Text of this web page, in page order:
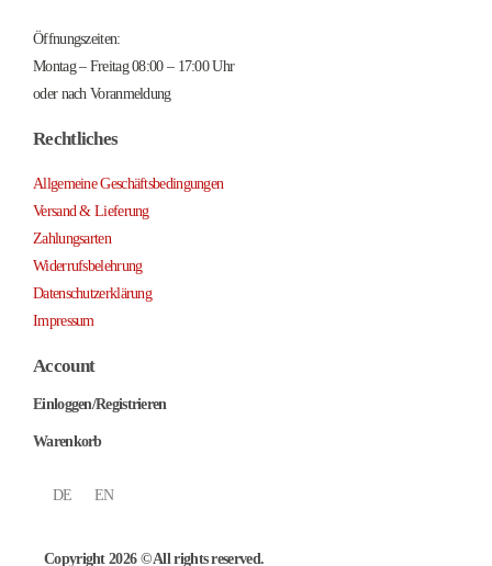
Öffnungszeiten:
Montag – Freitag 08:00 – 17:00 Uhr
oder nach Voranmeldung
Rechtliches
Allgemeine Geschäftsbedingungen
Versand & Lieferung
Zahlungsarten
Widerrufsbelehrung
Datenschutzerklärung
Impressum
Account
Einloggen/Registrieren
Warenkorb
DE EN
Copyright 2026 © All rights reserved.